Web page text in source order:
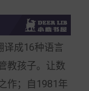
译成16种语言
教孩子。让数
作；自1981年